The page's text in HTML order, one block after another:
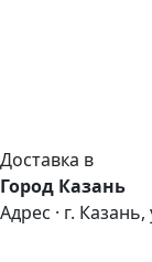
Доставка в
Город Казань
Адрес · г.